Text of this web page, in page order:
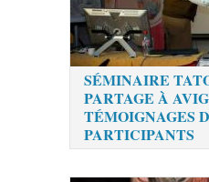
SÉMINAIRE
PARTAGE À
TÉMOIGNAGES
PARTICIPANTS